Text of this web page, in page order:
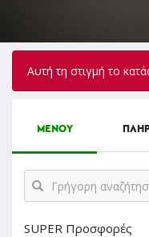
Αυτή τη στιγμή το
ΜΕΝΟΥ
Γρήγορη
αναζήτηση
προϊόντος...
SUPER Προσφορές